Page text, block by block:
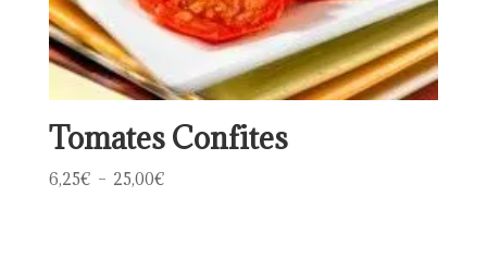
Tomates Confites
6,25€ – 25,00€Plage